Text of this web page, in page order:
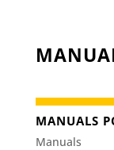
MANUALS
Manuals